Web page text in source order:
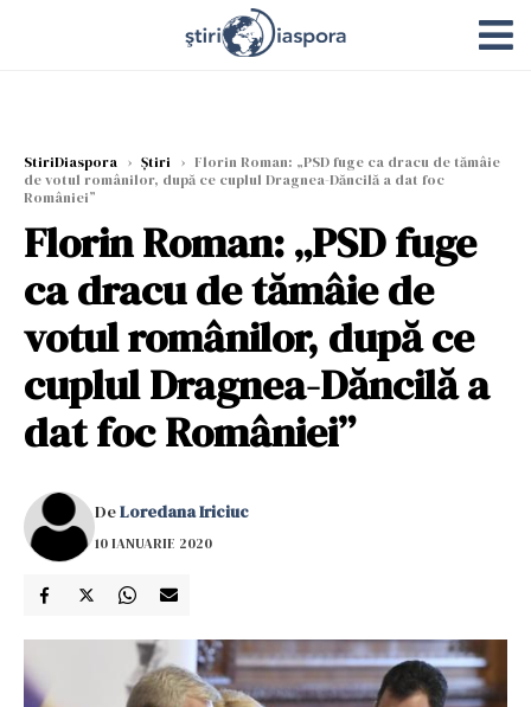
StiriDiaspora › Știri › Florin Roman: „PSD fuge ca dracu de tămâie
de votul românilor, după ce cuplul Dragnea-Dăncilă a dat foc
României”
Florin Roman: „PSD fuge
ca dracu de tămâie de
votul românilor, după ce
cuplul Dragnea-Dăncilă a
dat foc României”
DeLoredana Iriciuc
10 IANUARIE 2020